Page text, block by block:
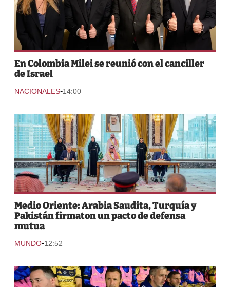
En Colombia Milei se reunió con el canciller
de Israel
NACIONALES-14:00
Medio Oriente: Arabia Saudita, Turquía y
Pakistán firmaton un pacto de defensa
mutua
MUNDO-12:52